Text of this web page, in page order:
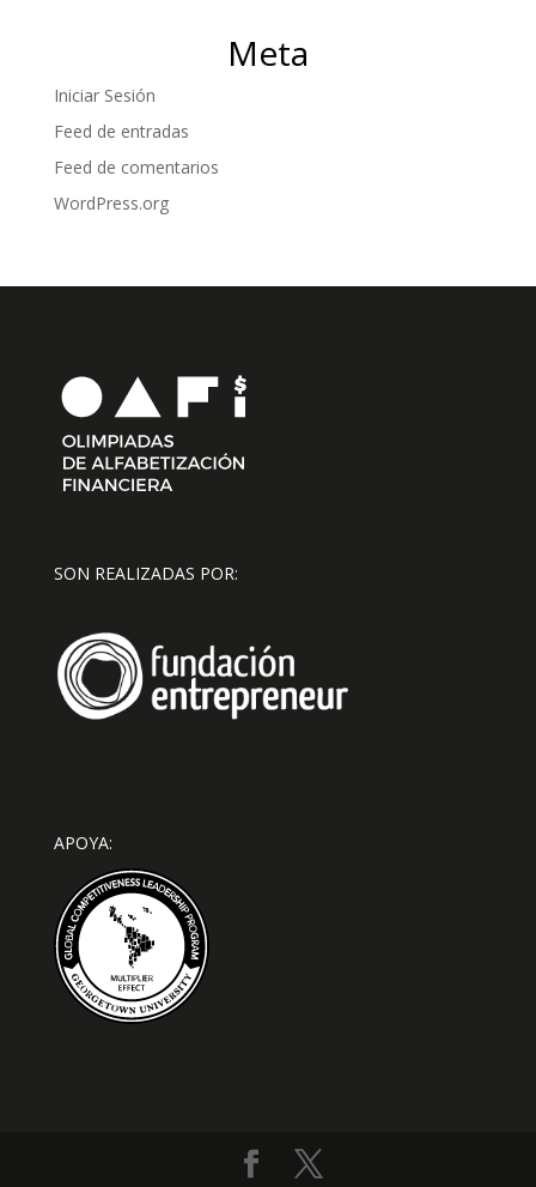
Meta
Iniciar Sesión
Feed de entradas
Feed de comentarios
WordPress.org
SON REALIZADAS POR:
APOYA: